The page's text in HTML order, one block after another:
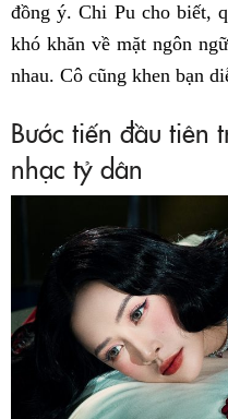
đồng ý. Chi Pu cho biết,
khó khăn về mặt ngôn
nhau. Cô cũng khen bạn
Bước tiến đầu tiên
nhạc tỷ dân